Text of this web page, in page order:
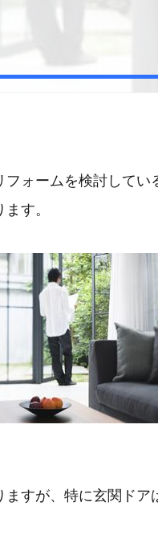
ォームを検討してい
す。
すが、特に玄関ド